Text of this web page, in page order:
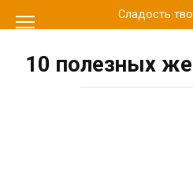
к
Сладость
10 полезных